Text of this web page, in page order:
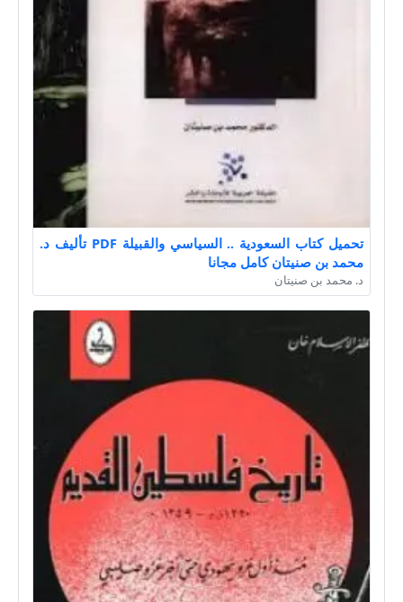
تحميل كتاب السعودية .. السياسي والقبيلة PDF تأليف د.
محمد بن صنيتان كامل مجانا
د. محمد بن صنيتان